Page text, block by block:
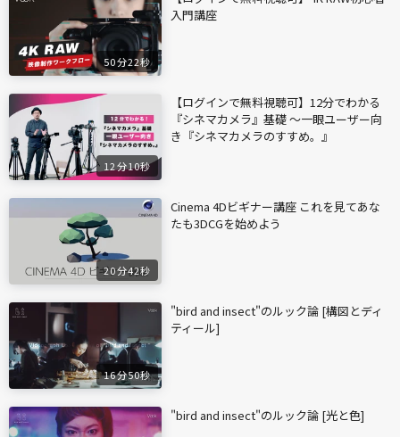
50分22秒
入門講座
12分10秒
【ログインで無料視聴可】12分でわかる
『シネマカメラ』基礎 〜一眼ユーザー向
き『シネマカメラのすすめ。』
20分42秒
Cinema 4Dビギナー講座 これを見てあな
たも3DCGを始めよう
16分50秒
"bird and insect"のルック論 [構図とディ
ティール]
"bird and insect"のルック論 [光と色]